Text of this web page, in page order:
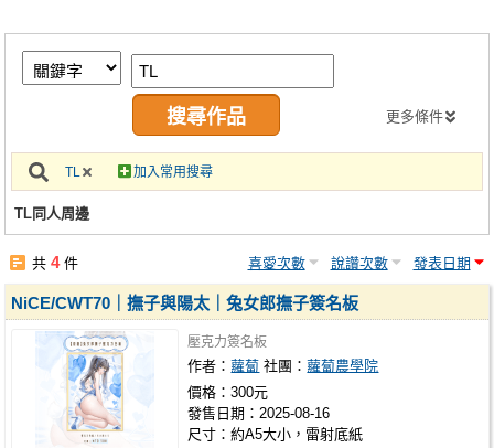
繪圖藝廊
交流中心
攤位轉讓區
會員功能選單
註冊會員
更多條件
TL 加入常用搜尋
TL同人周邊
共4件 喜愛次數 說讚次數 發表日期
NiCE/CWT70｜撫子與陽太｜兔女郎撫子簽名板
壓克力簽名板
作者：蘿蔔 社團：蘿蔔農學院
價格：300元
發售日期：2025-08-16
尺寸：約A5大小，雷射底紙